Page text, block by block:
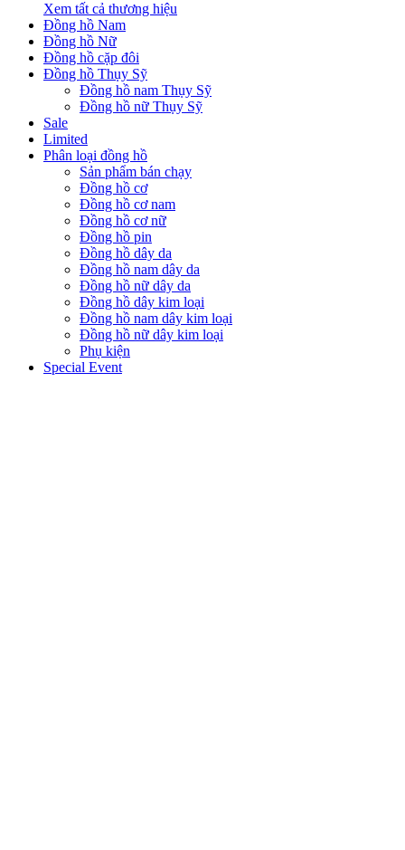
Xem tất cả thương hiệu
Đồng hồ Nam
Đồng hồ Nữ
Đồng hồ cặp đôi
Đồng hồ Thụy Sỹ
Đồng hồ nam Thụy Sỹ
Đồng hồ nữ Thụy Sỹ
Sale
Limited
Phân loại đồng hồ
Sản phẩm bán chạy
Đồng hồ cơ
Đồng hồ cơ nam
Đồng hồ cơ nữ
Đồng hồ pin
Đồng hồ dây da
Đồng hồ nam dây da
Đồng hồ nữ dây da
Đồng hồ dây kim loại
Đồng hồ nam dây kim loại
Đồng hồ nữ dây kim loại
Phụ kiện
Special Event